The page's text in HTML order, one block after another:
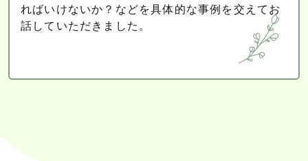
ればいけないか？などを具体的な事例を交えてお
話していただきました。